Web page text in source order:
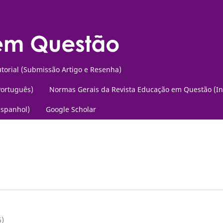
(Submissão Artigo e Resenha)
Normas Gerais da Revista Educação em Questão
Google Scholar